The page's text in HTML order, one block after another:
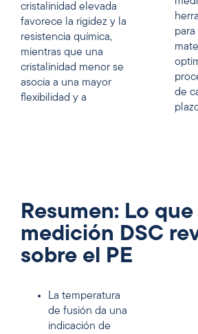
cristalinidad elevada
favorece la rigidez y la
resistencia química,
mientras que una
cristalinidad menor se
asocia a una mayor
flexibilidad y a
de
Resumen: Lo que
medición DSC
sobre el PE
La temperatura
de fusión da una
indicación de